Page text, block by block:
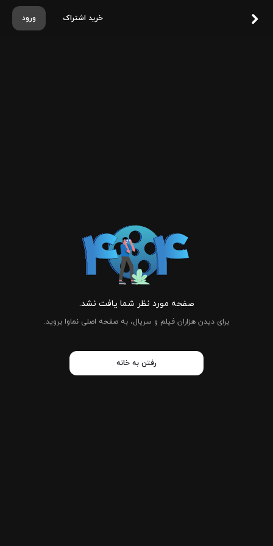
ورود خرید اشتراک
صفحه مورد نظر شما یافت نشد.
برای دیدن هزاران فیلم و سریال، به صفحه اصلی نماوا بروید.
رفتن به خانه